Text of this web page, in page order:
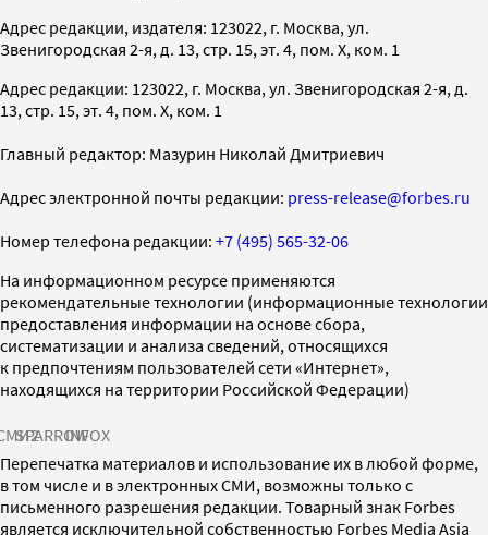
Адрес редакции, издателя: 123022, г. Москва, ул.
Звенигородская 2-я, д. 13, стр. 15, эт. 4, пом. X, ком. 1
Адрес редакции: 123022, г. Москва, ул. Звенигородская 2-я, д.
13, стр. 15, эт. 4, пом. X, ком. 1
Главный редактор: Мазурин Николай Дмитриевич
Адрес электронной почты редакции: press-release@forbes.ru
Номер телефона редакции: +7 (495) 565-32-06
На информационном ресурсе применяются
рекомендательные технологии (информационные технологии
предоставления информации на основе сбора,
систематизации и анализа сведений, относящихся
к предпочтениям пользователей сети «Интернет»,
находящихся на территории Российской Федерации)
SPARROWINFOX
Перепечатка материалов и использование их в любой форме,
в том числе и в электронных СМИ, возможны только с
письменного разрешения редакции. Товарный знак Forbes
является исключительной собственностью Forbes Media Asia